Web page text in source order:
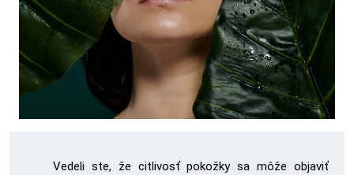
Vedeli ste, že citlivosť pokožky sa môže objaviť